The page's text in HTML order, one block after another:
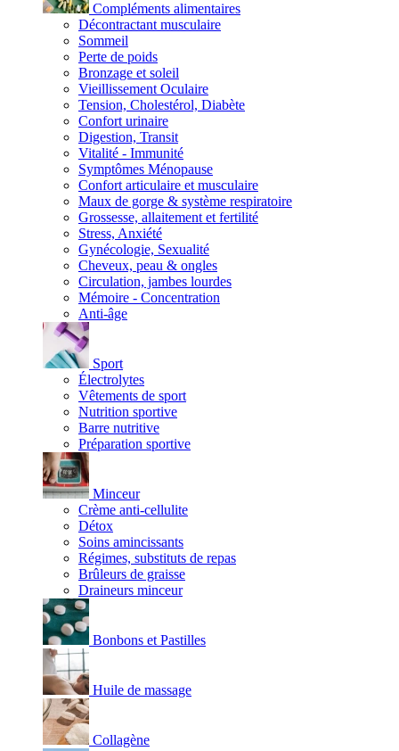
Compléments alimentaires
Décontractant musculaire
Sommeil
Perte de poids
Bronzage et soleil
Vieillissement Oculaire
Tension, Cholestérol, Diabète
Confort urinaire
Digestion, Transit
Vitalité - Immunité
Symptômes Ménopause
Confort articulaire et musculaire
Maux de gorge & système respiratoire
Grossesse, allaitement et fertilité
Stress, Anxiété
Gynécologie, Sexualité
Cheveux, peau & ongles
Circulation, jambes lourdes
Mémoire - Concentration
Anti-âge
Sport
Électrolytes
Vêtements de sport
Nutrition sportive
Barre nutritive
Préparation sportive
Minceur
Crème anti-cellulite
Détox
Soins amincissants
Régimes, substituts de repas
Brûleurs de graisse
Draineurs minceur
Bonbons et Pastilles
Huile de massage
Collagène